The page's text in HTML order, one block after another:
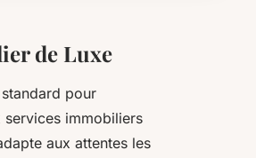
de Luxe
pour
services immobiliers
aux attentes les